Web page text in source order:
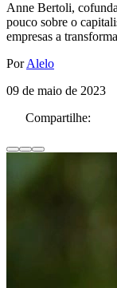
Anne Bertoli,
pouco sobre o
empresas a
PorAlelo
09 de maio de 2023
Compartilhe: